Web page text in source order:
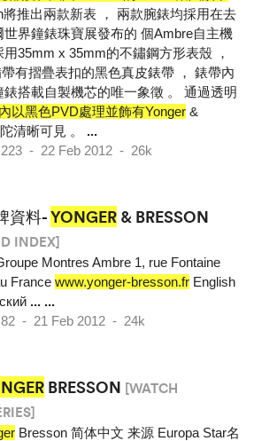
推出兩款新表 ， 兩款腕錶均採用在去
界鐘錶珠寶展發布的 個Ambre自主機
35mm x 35mm的不鏽鋼方形表殼 ，
有摺疊表扣的黑色真皮錶帶 ， 錶帶內
搭載自製機芯的唯一象徵 。 通過透明
以黑色PVD處理並飾有Yonger &
清晰可見 。 ...
- 22 Feb 2012 - 26k
資料-YONGER & BRESSON
INDEX]
Montres Ambre 1, rue Fontaine
France www.yonger-bresson.fr English
... ...
- 21 Feb 2012 - 24k
BRESSON [WATCH
Bresson 简体中文 来源 Europa Star名